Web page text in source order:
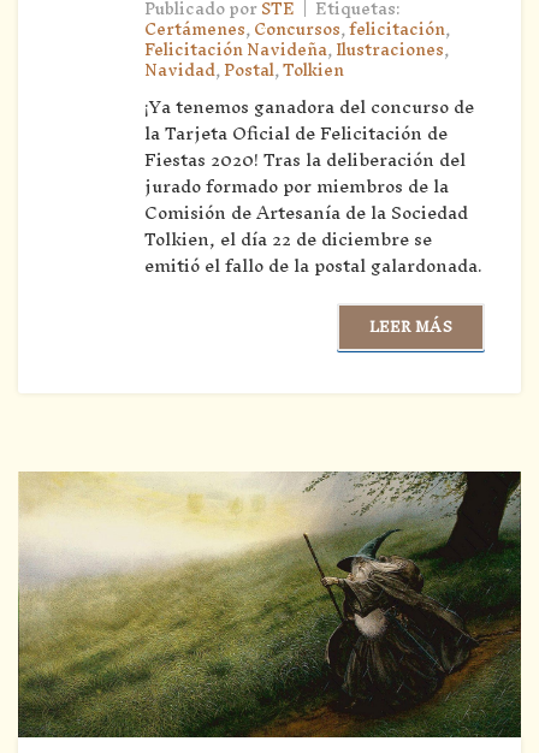
Publicado porSTE Etiquetas:
Certámenes,Concursos,felicitación,
Felicitación Navideña,Ilustraciones,
Navidad,Postal,Tolkien
¡Ya tenemos ganadora del concurso de
la Tarjeta Oficial de Felicitación de
Fiestas 2020! Tras la deliberación del
jurado formado por miembros de la
Comisión de Artesanía de la Sociedad
Tolkien, el día 22 de diciembre se
emitió el fallo de la postal galardonada.
LEER MÁS